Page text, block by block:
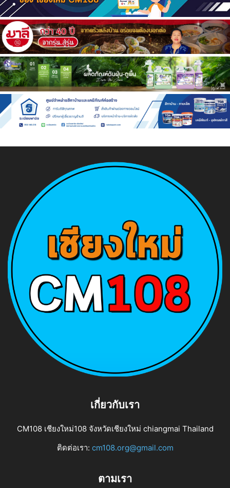
เกี่ยวกับเรา
CM108 เชียงใหม่108 จังหวัดเชียงใหม่ chiangmai Thailand
ติดต่อเรา: cm108.org@gmail.com
ตามเรา